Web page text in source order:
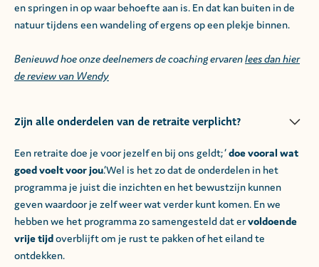
en springen in op waar behoefte aan is. En dat kan buiten in de
natuur tijdens een wandeling of ergens op een plekje binnen.
Benieuwd hoe onze deelnemers de coaching ervarenlees dan hier
de review van Wendy
Zijn alle onderdelen van de retraite verplicht?
Een retraite doe je voor jezelf en bij ons geldt; ‘doe vooral wat
goed voelt voor jou.’Wel is het zo dat de onderdelen in het
programma je juist die inzichten en het bewustzijn kunnen
geven waardoor je zelf weer wat verder kunt komen. En we
hebben we het programma zo samengesteld dat ervoldoende
vrije tijdoverblijft om je rust te pakken of het eiland te
ontdekken.